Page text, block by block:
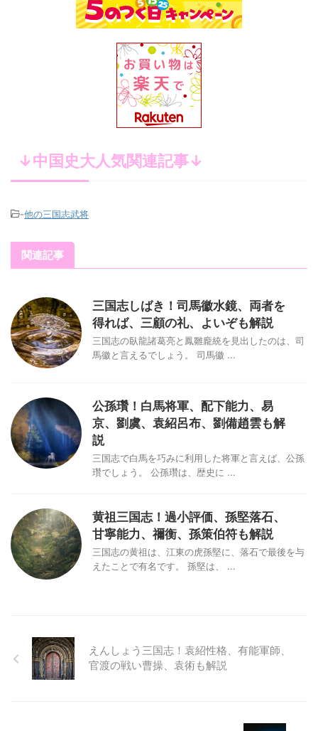
↓中国史大人気関連記事↓
-他の三国志武将
関連記事
三国志しばき！司馬徽水鏡、両者を
得れば、三顧の礼、よいぞも解説
三国志の臥龍諸葛亮と鳳雛龐統を見出したのは、司
馬徽と言えるでしょう。 司馬徽 ...
公孫瓚！白馬将軍、配下能力、易
京、劉虞、袁紹呂布、劉備趙雲も解
説
三国志で白馬を巧みに利用した将軍と言えば、公孫
瓚でしょう。 公孫瓚は、歴史に ...
黄祖三国志！過小評価、孫堅落石、
甘寧能力、禰衡、孫策伯符も解説
三国志の黄祖は、江東の虎孫堅に、落石で最後を与
えたことで有名です。 孫堅は、 ...
えんしょう三国志！袁紹性格、有能軍師、
官渡の戦い曹操、袁術も解説